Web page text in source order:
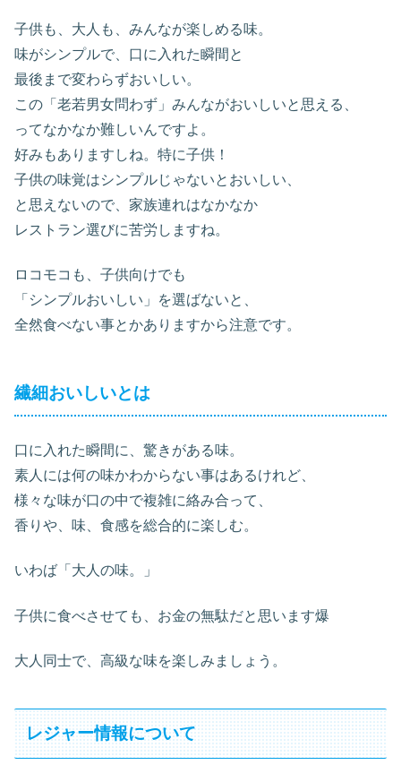
子供も、大人も、みんなが楽しめる味。
味がシンプルで、口に入れた瞬間と
最後まで変わらずおいしい。
この「老若男女問わず」みんながおいしいと思える、
ってなかなか難しいんですよ。
好みもありますしね。特に子供！
子供の味覚はシンプルじゃないとおいしい、
と思えないので、家族連れはなかなか
レストラン選びに苦労しますね。
ロコモコも、子供向けでも
「シンプルおいしい」を選ばないと、
全然食べない事とかありますから注意です。
繊細おいしいとは
口に入れた瞬間に、驚きがある味。
素人には何の味かわからない事はあるけれど、
様々な味が口の中で複雑に絡み合って、
香りや、味、食感を総合的に楽しむ。
いわば「大人の味。」
子供に食べさせても、お金の無駄だと思います爆
大人同士で、高級な味を楽しみましょう。
レジャー情報について